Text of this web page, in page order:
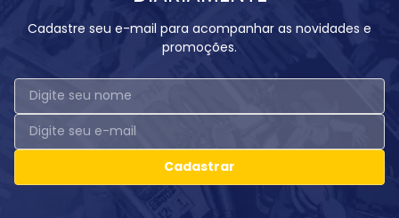
Cadastre seu e-mail para acompanhar as novidades e
promoções.
Cadastrar